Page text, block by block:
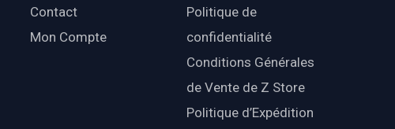
Contact
Mon Compte
Politique de
confidentialité
Conditions Générales
de Vente de Z Store
Politique d’Expédition